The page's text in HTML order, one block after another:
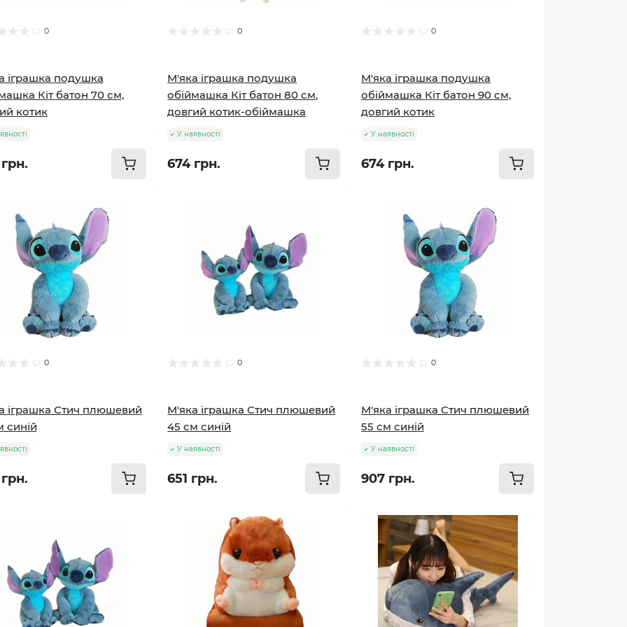
0
іграшка подушка
Кіт батон 70 см,
котик
0
М'яка іграшка подушка
обіймашка Кіт батон 80 см,
довгий котик-обіймашка
У наявності
674 грн.
0
М'яка іграшка подушка
обіймашка Кіт батон 90 см,
довгий котик
У наявності
674 грн.
0
іграшка Стич плюшевий
синій
0
М'яка іграшка Стич плюшевий
45 см синій
У наявності
651 грн.
0
М'яка іграшка Стич плюшевий
55 см синій
У наявності
907 грн.